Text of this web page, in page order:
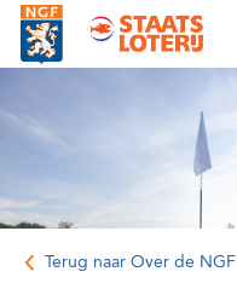
Terug naar Over de NGF